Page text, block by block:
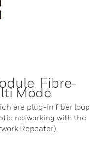
Fibre-
Mode
are plug-in fiber loop
networking with the
Repeater).